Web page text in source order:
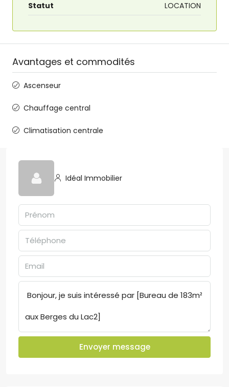
Statut
LOCATION
Avantages et commodités
Ascenseur
Chauffage central
Climatisation centrale
Idéal Immobilier
Envoyer message